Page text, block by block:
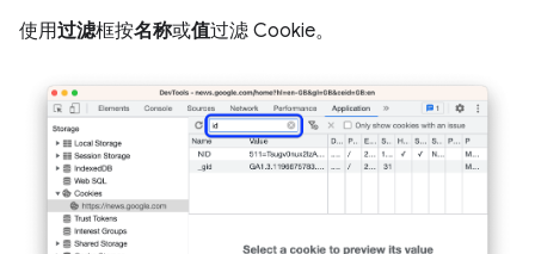
使用过滤框按名称或值过滤 Cookie。